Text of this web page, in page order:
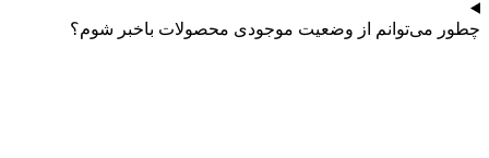
چطور می‌توانم از وضعیت موجودی محصولات باخبر شوم؟